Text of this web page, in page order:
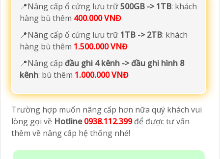
📍Nâng cấp ổ cứng lưu trữ500GB -> 1TB: khách
hàng bù thêm 400.000 VNĐ
📍Nâng cấp ổ cứng lưu trữ 1TB -> 2TB: khách
hàng bù thêm 1.500.000 VNĐ
📍Nâng cấp đầu ghi 4 kênh -> đầu ghi hình 8
kênh: bù thêm 1.000.000 VNĐ
Trường hợp muốn nâng cấp hơn nữa quý khách vui
lòng gọi về Hotline0938.112.399để được tư vấn
thêm về nâng cấp hệ thống nhé!